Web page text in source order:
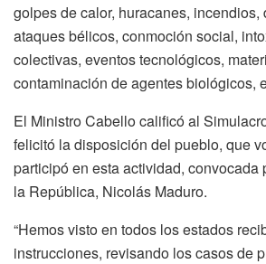
golpes de calor, huracanes, incendios,
ataques bélicos, conmoción social,
colectivas, eventos tecnológicos,
contaminación de agentes biológicos,
El Ministro Cabello calificó al
felicitó la disposición del pueblo, que
participó en esta actividad, convocada
la República, Nicolás Maduro.
“Hemos visto en todos los estados
instrucciones, revisando los casos de